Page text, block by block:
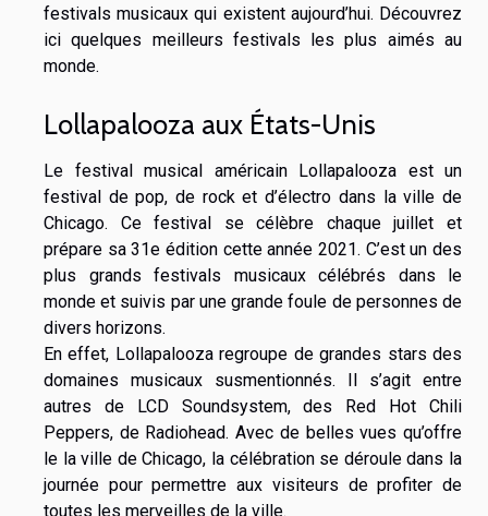
festivals musicaux qui existent aujourd’hui. Découvrez
ici quelques meilleurs festivals les plus aimés au
monde.
Lollapalooza aux États-Unis
Le festival musical américain Lollapalooza est un
festival de pop, de rock et d’électro dans la ville de
Chicago. Ce festival se célèbre chaque juillet et
prépare sa 31e édition cette année 2021. C’est un des
plus grands festivals musicaux célébrés dans le
monde et suivis par une grande foule de personnes de
divers horizons.
En effet, Lollapalooza regroupe de grandes stars des
domaines musicaux susmentionnés. Il s’agit entre
autres de LCD Soundsystem, des Red Hot Chili
Peppers, de Radiohead. Avec de belles vues qu’offre
le la ville de Chicago, la célébration se déroule dans la
journée pour permettre aux visiteurs de profiter de
toutes les merveilles de la ville.